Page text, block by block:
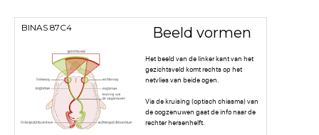
Beeld vormen
Het beeld van de linker kant van het
gezichtsveld komt rechts op het
netvlies van beide ogen.
Via de kruising (optisch chiasma) van
de oogzenuwen gaat de info naar de
rechter hersenhelft.
BINAS 87C4